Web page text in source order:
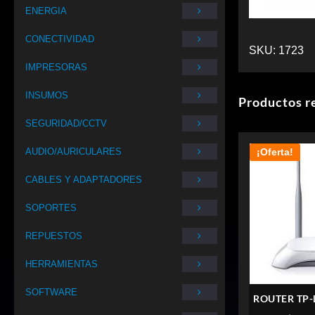
ENERGIA
CONECTIVIDAD
IMPRESORAS
INSUMOS
SEGURIDAD/CCTV
AUDIO/AURICULARES
CABLES Y ADAPTADORES
SOPORTES
REPUESTOS
HERRAMIENTAS
SOFTWARE
SKU: 1723
Productos
¡Oferta!
ROUTER